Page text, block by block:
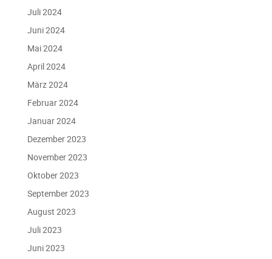
Juli 2024
Juni 2024
Mai 2024
April 2024
März 2024
Februar 2024
Januar 2024
Dezember 2023
November 2023
Oktober 2023
September 2023
August 2023
Juli 2023
Juni 2023